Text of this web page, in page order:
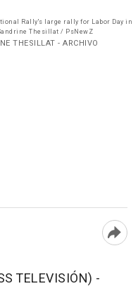
Rally's large rally for Labor Day in
Thesillat / PsNewZ
THESILLAT - ARCHIVO
TELEVISIÓN) -